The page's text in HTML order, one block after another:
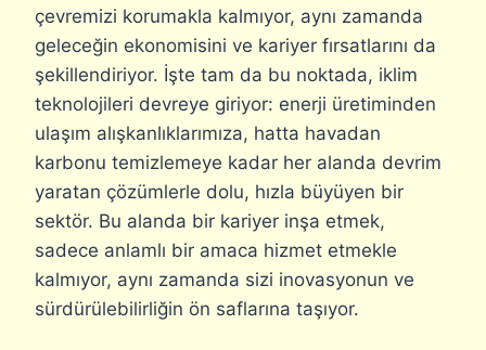
çevremizi korumakla kalmıyor, aynı zamanda
geleceğin ekonomisini ve kariyer fırsatlarını da
şekillendiriyor. İşte tam da bu noktada, iklim
teknolojileri devreye giriyor: enerji üretiminden
ulaşım alışkanlıklarımıza, hatta havadan
karbonu temizlemeye kadar her alanda devrim
yaratan çözümlerle dolu, hızla büyüyen bir
sektör. Bu alanda bir kariyer inşa etmek,
sadece anlamlı bir amaca hizmet etmekle
kalmıyor, aynı zamanda sizi inovasyonun ve
sürdürülebilirliğin ön saflarına taşıyor.